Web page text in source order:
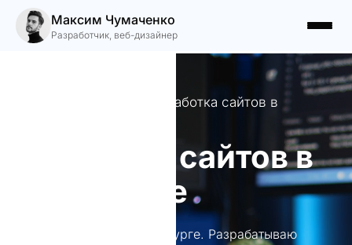
Максим Чумаченко
Разработчик, веб-дизайнер
Профессиональная разработка сайтов в
Создание сайтов в
Оренбурге
Создание сайтов в Оренбурге. Разрабатываю